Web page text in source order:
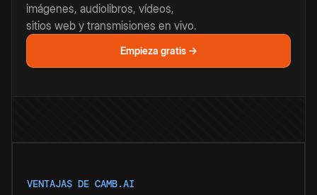
imágenes, audiolibros, vídeos,
sitios web y transmisiones en vivo.
Empieza gratis →
VENTAJAS DE CAMB.AI